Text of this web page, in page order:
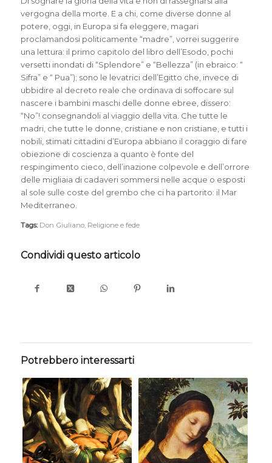
vergogna della morte. E a chi, come diverse donne al
potere, oggi, in Europa si fa eleggere, magari
proclamandosi politicamente “madre”, vorrei suggerire
una lettura: il primo capitolo del libro dell’Esodo, pochi
versetti inondati di “Splendore” e “Bellezza” (in ebraico: “
Sifra” e “ Pua”); sono le levatrici dell’Egitto che, invece di
ubbidire al decreto reale che ordinava di soffocare sul
nascere i bambini maschi delle donne ebree, dissero:
“No”! consegnandoli al viaggio della vita. Che tutte le
madri, che tutte le donne, cristiane e non cristiane, e tutti i
nobili, stimati cittadini d’Europa abbiano il coraggio di fare
obiezione di coscienza a quanto è fonte del
respingimento cieco, dell’inazione colpevole e dell’orrore
delle migliaia di cadaveri sommersi nelle acque o esposti
al sole sulle coste del grembo che ci ha partorito: il Mar
Mediterraneo.
Tags: Don Giuliano, Religione e fede
Condividi questo articolo
Potrebbero interessarti